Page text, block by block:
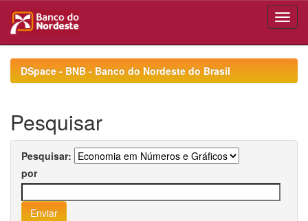
navigationDSpace - BNB - Banco do Nordeste do Brasil
Pesquisar
Pesquisar:
por